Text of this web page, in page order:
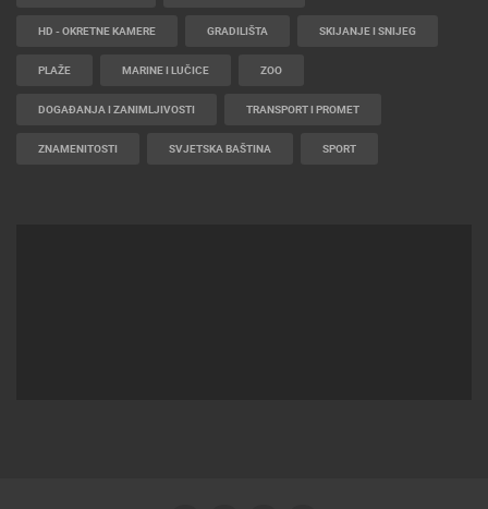
HD - OKRETNE KAMERE GRADILIŠTA SKIJANJE I SNIJEG
PLAŽE MARINE I LUČICE ZOO
DOGAĐANJA I ZANIMLJIVOSTI TRANSPORT I PROMET
ZNAMENITOSTI SVJETSKA BAŠTINA SPORT